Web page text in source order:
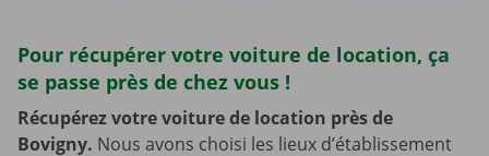
Pour récupérer votre voiture de location, ça
se passe près de chez vous !
Récupérez votre voiture de location près de
Bovigny. Nous avons choisi les lieux d’établissement